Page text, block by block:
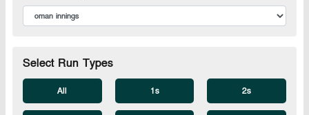
Select Run Types
All 1s 2s